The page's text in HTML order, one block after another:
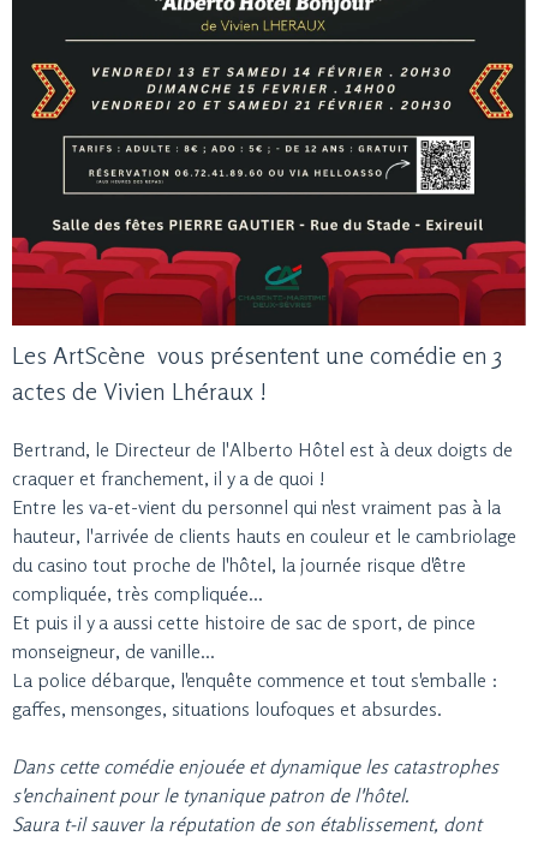
Les ArtScène vous présentent une comédie en 3
actes de Vivien Lhéraux !
Bertrand, le Directeur de l'Alberto Hôtel est à deux doigts de
craquer et franchement, il y a de quoi !
Entre les va-et-vient du personnel qui n'est vraiment pas à la
hauteur, l'arrivée de clients hauts en couleur et le cambriolage
du casino tout proche de l'hôtel, la journée risque d'être
compliquée, très compliquée...
Et puis il y a aussi cette histoire de sac de sport, de pince
monseigneur, de vanille...
La police débarque, l'enquête commence et tout s'emballe :
gaffes, mensonges, situations loufoques et absurdes.
Dans cette comédie enjouée et dynamique les catastrophes
s'enchainent pour le tynanique patron de l'hôtel.
Saura t-il sauver la réputation de son établissement, dont